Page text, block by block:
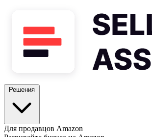
Для продавцов Amazon